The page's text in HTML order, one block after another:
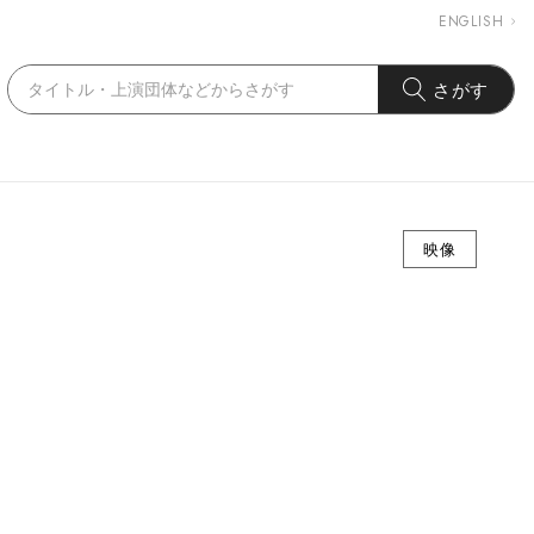
ENGLISH
さがす
映像